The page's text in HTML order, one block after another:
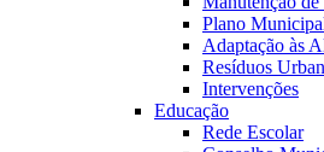
Plano
Adaptação às
Resíduos
Intervenções
Educação
Rede Escolar